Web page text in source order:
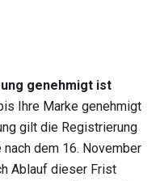
genehmigt ist
Ihre Marke genehmigt
gilt die Registrierung
dem 16. November
Ablauf dieser Frist